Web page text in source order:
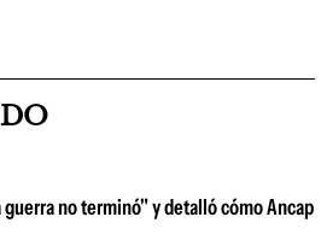
no terminó" y detalló cómo Ancap